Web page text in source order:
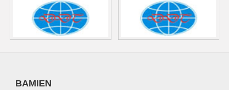
BAMIEN